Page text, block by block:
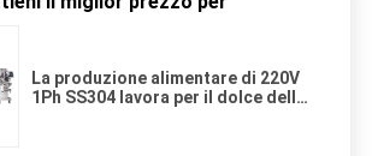
La produzione alimentare di 220V
1Ph SS304 lavora per il dolce della